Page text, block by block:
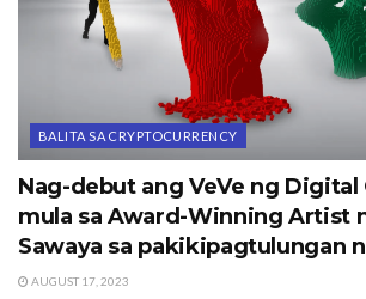
BALITA SA CRYPTOCURRENCY
Nag-debut ang VeVe ng Digital
mula sa Award-Winning Artist
Sawaya sa pakikipagtulungan
AUGUST 17, 2023